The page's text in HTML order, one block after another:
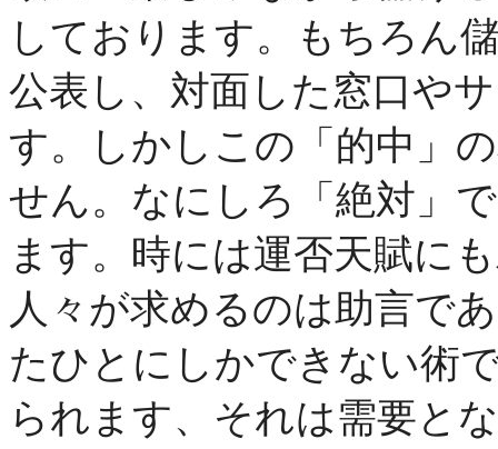
しております。もちろん
公表し、対面した窓口や
す。しかしこの「的中」
せん。なにしろ「絶対」
ます。時には運否天賦に
人々が求めるのは助言で
たひとにしかできない術
られます、それは需要と